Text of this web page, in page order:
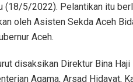
(18/5/2022). Pelantikan itu
oleh Asisten Sekda Aceh
Aceh.
disaksikan Direktur Bina
Agama, Arsad Hidayat,